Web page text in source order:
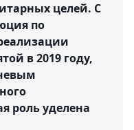
целей. С
по
в 2019 году,
роль уделена